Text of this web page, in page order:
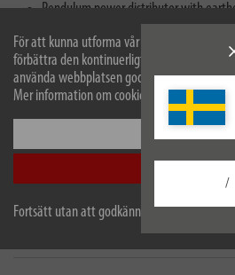
För att kunna utforma vår webbplats
förbättra den kontinuerligt använder vi
använda webbplatsen godkänner du vår
Mer information om cookies finns i vår
Fortsätt utan att godkänna
/
Pendulum power distributor with
Tekniska data